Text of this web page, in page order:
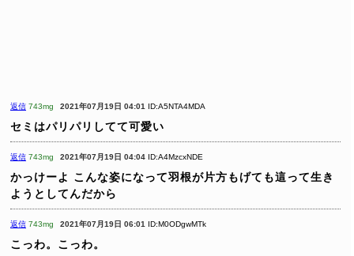
返信 743mg 2021年07月19日 04:01 ID:A5NTA4MDA
セミはパリパリしてて可愛い
返信 743mg 2021年07月19日 04:04 ID:A4MzcxNDE
かっけーよ こんな姿になって羽根が片方もげても這って生き
ようとしてんだから
返信 743mg 2021年07月19日 06:01 ID:M0ODgwMTk
こっわ。こっわ。